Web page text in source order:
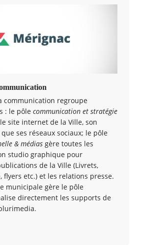
communication regroupe
: le pôle communication et stratégie
site internet de la Ville, son
ses réseaux sociaux; le pôle
& médiasgère toutes les
studio graphique pour
de la Ville (Livrets,
flyers etc.) et les relations presse.
municipale gère le pôle
directement les supports de